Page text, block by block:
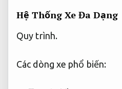
Hệ Thống Xe Đa Dạng
Quy trình.
Các dòng xe phổ biến: